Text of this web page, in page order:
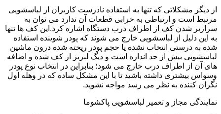
از دیگر مشکلاتی که تنها به استفاده نادرست کاربران از لباسشویی
مرتبط است و ارتباطی به خرابی قطعات آن ندارد می توان به
سرازیر شدن کف از اطراف درب دستگاه اشاره کرد.این کف ها تنها
به این دلیل از لباسشویی خارج می شوند که پودر شوینده استفاده
شده به درستی انتخاب نشده یا حجم پودر ریخته شده درون ماشین
لباسشویی بیش از حد اندازه است و دیگ لبریز از کف شده و اضافه
های آن از اطراف درب خارج می شود؛ بنابراین در انتخاب نوع پودر
وسواس بیشتری داشته باشید تا با این مشکل ساده که در وهله اول
نگران کننده به نظر می رسد مواجه نشوید.
نمایندگی مجاز و تعمیر لباسشویی پاکشوما